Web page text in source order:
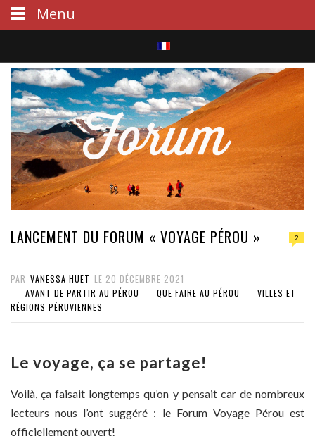
S
e
a
r
c
h
LANCEMENT DU FORUM « VOYAGE PÉROU » 2
PAR VANESSA HUET LE 20 DÉCEMBRE 2021
AVANT DE PARTIR AU PÉROU
QUE FAIRE AU PÉROU
VILLES ET
RÉGIONS PÉRUVIENNES
Le voyage, ça se partage!
Voilà, ça faisait longtemps qu’on y pensait car de nombreux
lecteurs nous l’ont suggéré : le Forum Voyage Pérou est
officiellement ouvert!
Menu